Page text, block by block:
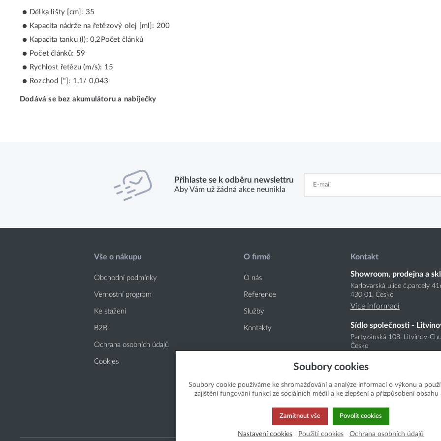
Délka lišty [cm]: 35
Kapacita nádrže na řetězový olej [ml]: 200
Kapacita tanku (l): 0,2Počet článků
Počet článků: 59
Rychlost řetězu (m/s): 15
Rozchod ["]: 1,1/ 0,043
Dodává se bez akumulátoru a nabíječky
Přihlaste se k odběru newslettru
Aby Vám už žádná akce neunikla
Vše o nákupu
Obchodní podmínky
Věrnostní program
Ke stažení
B2B
Ochrana osobních údajů
Cookies
O firmě
O nás
Reference
Služby
Kontakty
Kontakt
Showroom, prodejna a
Karlovarská ulice č.parcely
430 01, Česko
Více informací
Sídlo společnosti -
Partyzánská 108, Litvínov-
Česko
Soubory cookies
Soubory cookie používáme ke shromažďování a analýze informací o výkonu a
zajištění fungování funkcí ze sociálních médií a ke zlepšení a přizpůsobení obsahu
Zamítnout vše Povolit cookies
Nastavení cookies Použití cookies Ochrana osobních údajů